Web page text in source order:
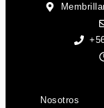
Nosotros